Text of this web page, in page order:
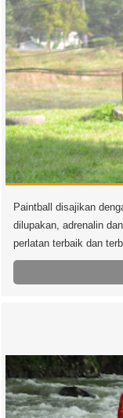
Paintball disajikan
dilupakan, adrenalin
perlatan terbaik dan